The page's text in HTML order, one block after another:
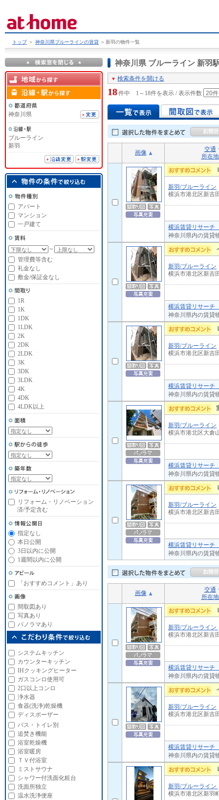
トップ ＞ 神奈川県ブルーラインの賃貸 ＞ 新羽の物件一覧
神奈川県 ブルーライン 新羽
検索条件を開ける
18件中 1～18件を表示 / 表示件数
画像
交通
所在地
新羽/ブルーライン
横浜市港北区新吉
横浜賃貸リサーチ
神奈川県内の賃貸
新羽/ブルーライン
横浜市港北区新吉
横浜賃貸リサーチ
神奈川県内の賃貸
新羽/ブルーライン
横浜市港北区新吉
横浜賃貸リサーチ
神奈川県内の賃貸
新羽/ブルーライン
横浜市港北区大倉
横浜賃貸リサーチ
神奈川県内の賃貸
新羽/ブルーライン
横浜市港北区新吉
横浜賃貸リサーチ
神奈川県内の賃貸
画像
交通
所在地
新羽/ブルーライン
横浜市港北区新吉
横浜賃貸リサーチ
神奈川県内の賃貸
新羽/ブルーライン
横浜市港北区新吉
横浜賃貸リサーチ
神奈川県内の賃貸
新羽/ブルーライン
横浜市港北区新羽
神奈川県
ブルーライン
新羽
アパート
マンション
一戸建て
～
管理費等含む
礼金なし
敷金/保証金なし
1R
1K
1DK
1LDK
2K
2DK
2LDK
3K
3DK
3LDK
4K
4DK
4LDK以上
リフォーム・リノベーション
済/予定含む
指定なし
本日公開
3日以内に公開
1週間以内に公開
「おすすめコメント」あり
間取図あり
写真あり
パノラマあり
システムキッチン
カウンターキッチン
IHクッキングヒーター
ガスコンロ使用可
2口以上コンロ
浄水器
食器(洗浄)乾燥機
ディスポーザー
バス・トイレ別
追焚き機能
浴室乾燥機
浴室暖房
ＴＶ付浴室
ミストサウナ
シャワー付洗面化粧台
洗面所独立
温水洗浄便座